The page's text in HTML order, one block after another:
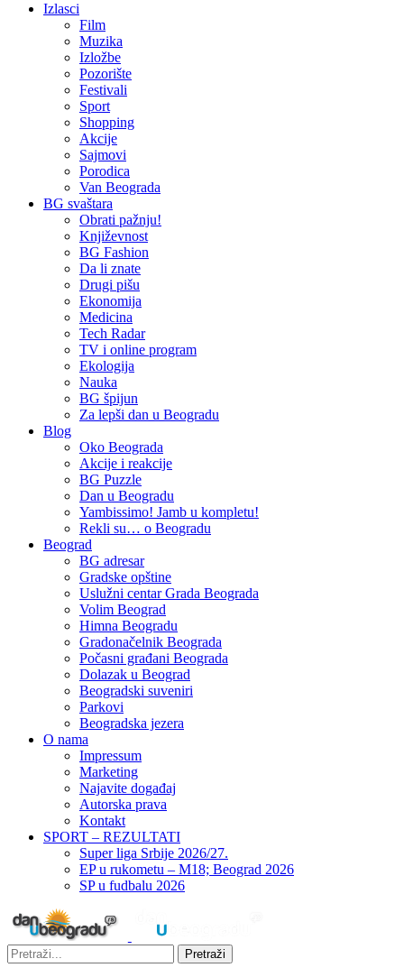
Izlasci
Film
Muzika
Izložbe
Pozorište
Festivali
Sport
Shopping
Akcije
Sajmovi
Porodica
Van Beograda
BG svaštara
Obrati pažnju!
Književnost
BG Fashion
Da li znate
Drugi pišu
Ekonomija
Medicina
Tech Radar
TV i online program
Ekologija
Nauka
BG špijun
Za lepši dan u Beogradu
Blog
Oko Beograda
Akcije i reakcije
BG Puzzle
Dan u Beogradu
Yambissimo! Jamb u kompletu!
Rekli su… o Beogradu
Beograd
BG adresar
Gradske opštine
Uslužni centar Grada Beograda
Volim Beograd
Himna Beogradu
Gradonačelnik Beograda
Počasni građani Beograda
Dolazak u Beograd
Beogradski suveniri
Parkovi
Beogradska jezera
O nama
Impressum
Marketing
Najavite događaj
Autorska prava
Kontakt
SPORT – REZULTATI
Super liga Srbije 2026/27.
EP u rukometu – M18; Beograd 2026
SP u fudbalu 2026
Pretraži